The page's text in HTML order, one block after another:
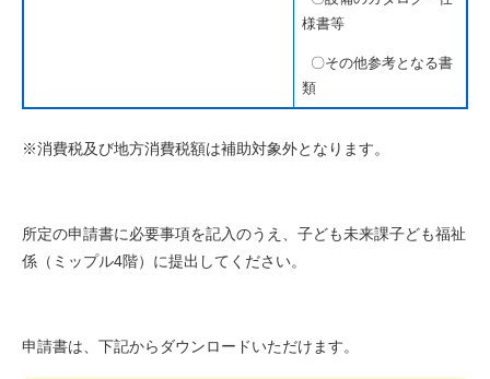
様書等
〇その他参考となる書
類
※消費税及び地方消費税額は補助対象外となります。
所定の申請書に必要事項を記入のうえ、子ども未来課子ども福祉
係（ミップル4階）に提出してください。
申請書は、下記からダウンロードいただけます。